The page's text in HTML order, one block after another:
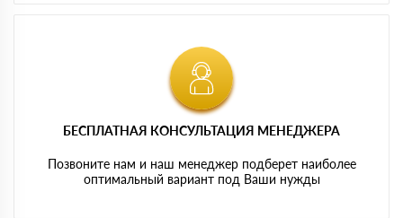
БЕСПЛАТНАЯ КОНСУЛЬТАЦИЯ МЕНЕДЖЕРА
Позвоните нам и наш менеджер подберет наиболее
оптимальный вариант под Ваши нужды